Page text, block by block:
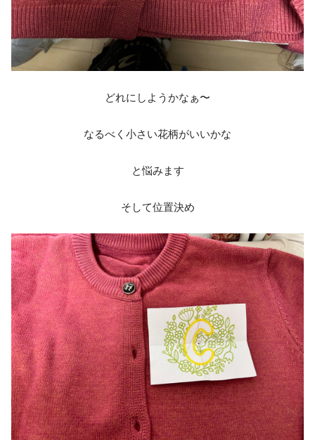
どれにしようかなぁ〜
なるべく小さい花柄がいいかな
と悩みます
そして位置決め